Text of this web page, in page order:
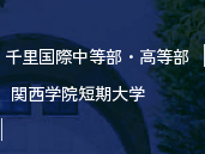
千里国際中等部・高等部
関西学院短期大学